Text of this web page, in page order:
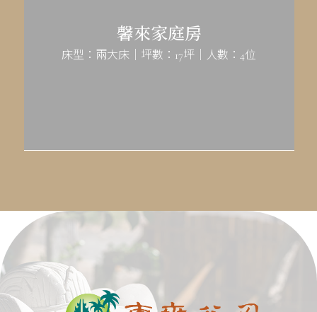
馨來家庭房
床型：兩大床｜坪數：17坪｜人數：4位